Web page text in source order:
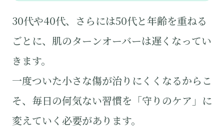
30代や40代、さらには50代と年齢を重ねる
ごとに、肌のターンオーバーは遅くなってい
きます。
一度ついた小さな傷が治りにくくなるからこ
そ、毎日の何気ない習慣を「守りのケア」に
変えていく必要があります。